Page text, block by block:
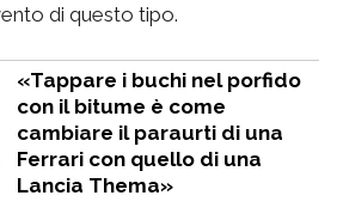
di questo tipo.
«Tappare i buchi nel porfido
con il bitume è come
cambiare il paraurti di una
Ferrari con quello di una
Lancia Thema»